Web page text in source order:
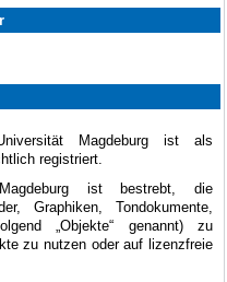
Magdeburg ist als
registriert.
Magdeburg ist bestrebt, die
Graphiken, Tondokumente,
„Objekte“ genannt) zu
zu nutzen oder auf lizenzfreie